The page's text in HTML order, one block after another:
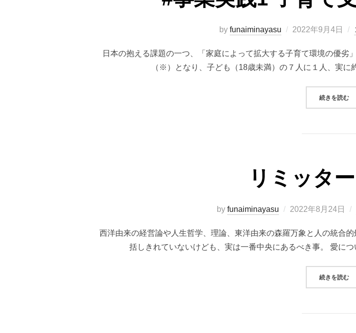
by funaiminayasu
投
日:
2022年9月4日
日本の抱える課題の一つ、「家庭によって拡大する子育て環境の優
（※）となり、子ども（18歳未満）の７人に１人、実
続きを読む
リミッタ
by funaiminayasu
投
日:
2022年8月24日
西洋由来の経営論や人生哲学、理論、東洋由来の森羅万象と人の統合
括しきれていないけども、実は一番中央にあるべき事。 愛に
続きを読む“